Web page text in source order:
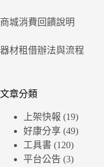
商城消費回饋說明
器材租借辦法與流程
文章分類
上架快報 (19)
好康分享 (49)
工具書 (120)
平台公告 (3)